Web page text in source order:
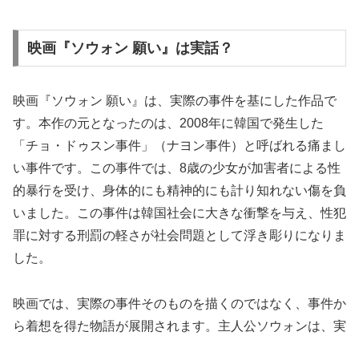
映画『ソウォン 願い』は実話？
映画『ソウォン 願い』は、実際の事件を基にした作品で
す。本作の元となったのは、2008年に韓国で発生した
「チョ・ドゥスン事件」（ナヨン事件）と呼ばれる痛まし
い事件です。この事件では、8歳の少女が加害者による性
的暴行を受け、身体的にも精神的にも計り知れない傷を負
いました。この事件は韓国社会に大きな衝撃を与え、性犯
罪に対する刑罰の軽さが社会問題として浮き彫りになりま
した。
映画では、実際の事件そのものを描くのではなく、事件か
ら着想を得た物語が展開されます。主人公ソウォンは、実